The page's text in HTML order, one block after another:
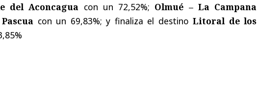
del Aconcagua con un 72,52%; Olmué – La Campana
con un 69,83%; y finaliza el destinoLitoral de los